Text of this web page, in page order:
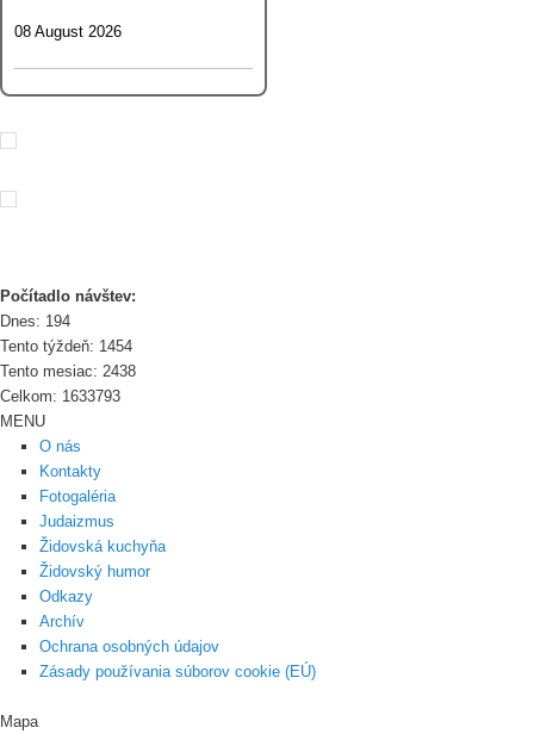
08 August 2026
Počítadlo návštev:
Dnes: 194
Tento týždeň: 1454
Tento mesiac: 2438
Celkom: 1633793
MENU
O nás
Kontakty
Fotogaléria
Judaizmus
Židovská kuchyňa
Židovský humor
Odkazy
Archív
Ochrana osobných údajov
Zásady používania súborov cookie (EÚ)
Mapa